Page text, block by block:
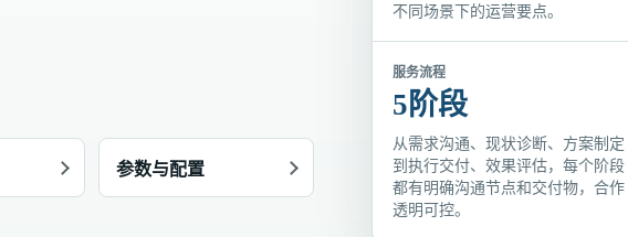
参数与配置
不同场景下的运营要点。
服务流程
5阶段
从需求沟通、现状诊断、方案制定
到执行交付、效果评估，每个阶段
都有明确沟通节点和交付物，合作
透明可控。